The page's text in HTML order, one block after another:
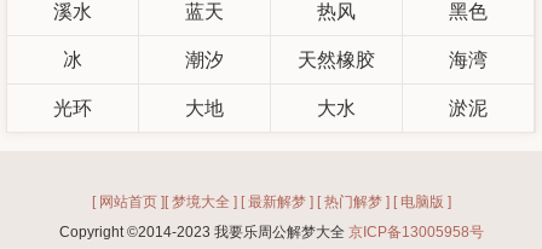
溪水 蓝天 热风 黑色
冰 潮汐 天然橡胶 海湾
光环 大地 大水 淤泥
[ 网站首页 ] [ 梦境大全 ] [ 最新解梦 ] [ 热门解梦 ] [ 电脑版 ]
Copyright ©2014-2023 我要乐周公解梦大全 京ICP备13005958号